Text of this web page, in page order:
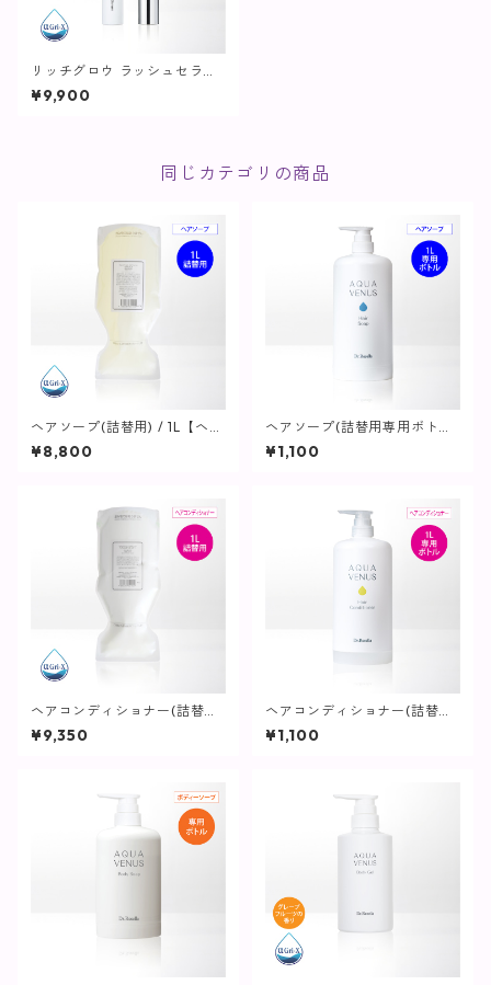
リッチグロウ ラッシュセラム
/ 6mL【ヘア・ボディケア関
連】
¥9,900
同じカテゴリの商品
ヘアソープ(詰替用) / 1L【ヘ
ア・ボディ】
¥8,800
ヘアソープ(詰替用専用ボトル)
/ 1L用【ヘア・ボディ】
¥1,100
ヘアコンディショナー(詰替用)
/ 1L【ヘア・ボディ】
¥9,350
ヘアコンディショナー(詰替用
専用ボトル) / 1L用【ヘア・ボ
ディ】
¥1,100